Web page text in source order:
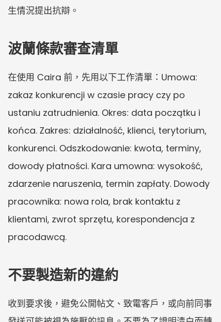
生情況提出抗辯。
波蘭條款審查清單
在使用 Caira 前，先用以下工作清單：Umowa:
zakaz konkurencji w czasie pracy czy po
ustaniu zatrudnienia. Okres: data początku i
końca. Zakres: działalność, klienci, terytorium,
konkurenci. Odszkodowanie: kwota, terminy,
dowody płatności. Kara umowna: wysokość,
zdarzenie naruszenia, termin zapłaty. Dowody
pracownika: nowa rola, brak kontaktu z
klientami, zwrot sprzętu, korespondencja z
pracodawcą.
不要製造新的違約
收到要求後，避免公開帖文、致電客戶，或向前同事